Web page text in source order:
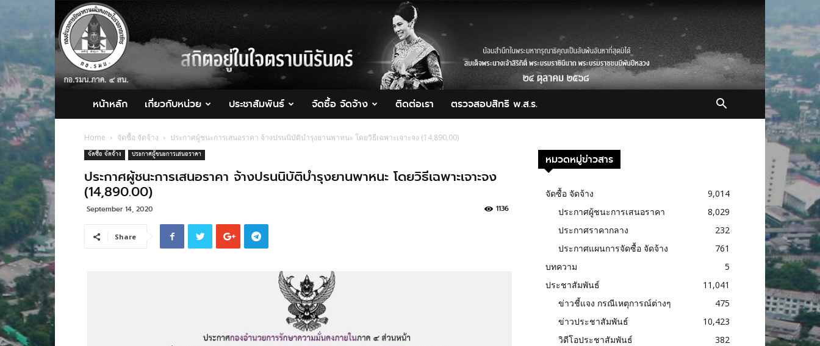
กอ.รมน.ภาค
4
สน.
หน้าหลัก เกี่ยวกับหน่วย ประชาสัมพันธ์ จัดซื้อ จัดจ้าง ติดต่อเรา ตรวจสอบสิทธิ พ.ส.ร.
Home จัดซื้อ จัดจ้าง ประกาศผู้ชนะการเสนอราคา จ้างปรนนิบัติบำรุงยานพาหนะ โดยวิธีเฉพาะเจาะจง (14,890.00)
จัดซื้อ จัดจ้าง ประกาศผู้ชนะการเสนอราคา
ประกาศผู้ชนะการเสนอราคา จ้างปรนนิบัติบำรุงยานพาหนะ โดยวิธีเฉพาะเจาะจง
(14,890.00)
September 14, 2020 1136
Share
หมวดหมู่ข่าวสาร
จัดซื้อ จัดจ้าง
9,014
ประกาศผู้ชนะการเสนอราคา
8,029
ประกาศราคากลาง
232
ประกาศแผนการจัดซื้อ จัดจ้าง
761
บทความ
5
ประชาสัมพันธ์
11,041
ข่าวชี้แจง กรณีเหตุการณ์ต่างๆ
475
ข่าวประชาสัมพันธ์
10,423
วิดีโอประชาสัมพันธ์
382